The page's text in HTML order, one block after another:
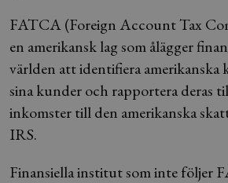
FATCA (Foreign Account Tax
en amerikansk lag som ålägger
världen att identifiera amerikanska
sina kunder och rapportera deras
inkomster till den amerikanska
IRS.
Finansiella institut som inte följer